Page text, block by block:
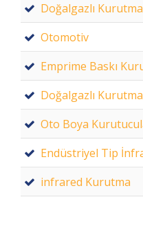
Doğalgazlı
Otomotiv
Emprime Baskı
Doğalgazlı Kurutma
Oto Boya
Endüstriyel Tip
infrared Kurutma